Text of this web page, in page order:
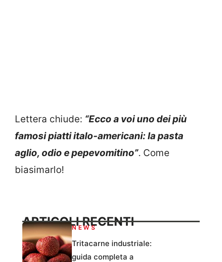
Lettera chiude: “Ecco a voi uno dei più
famosi piatti italo-americani: la pasta
aglio, odio e pepevomitino”. Come
biasimarlo!
ARTICOLI RECENTI
NEWS
Tritacarne industriale:
guida completa a